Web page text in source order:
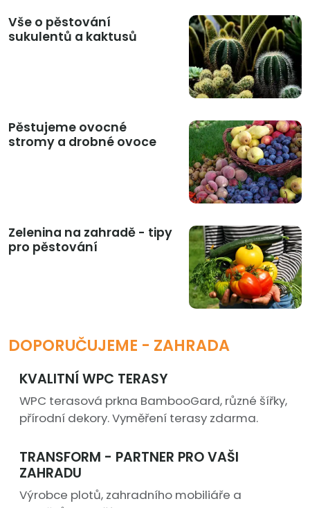
Vše o pěstování
sukulentů a kaktusů
Pěstujeme ovocné
stromy a drobné ovoce
Zelenina na zahradě - tipy
pro pěstování
DOPORUČUJEME - ZAHRADA
KVALITNÍ WPC TERASY
WPC terasová prkna BambooGard, různé šířky,
přírodní dekory. Vyměření terasy zdarma.
TRANSFORM - PARTNER PRO VAŠI
ZAHRADU
Výrobce plotů, zahradního mobiliáře a